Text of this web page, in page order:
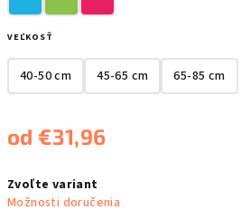
VEĽKOSŤ
40-50 cm 45-65 cm 65-85 cm
od €31,96
cena:
Zvoľte variant
Možnosti doručenia